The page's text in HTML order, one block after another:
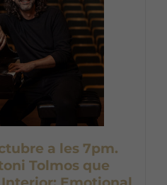
a les 7pm.
Tolmos que